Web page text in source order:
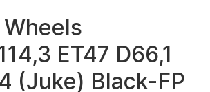
ET47 D66,1
(Juke) Black-FP